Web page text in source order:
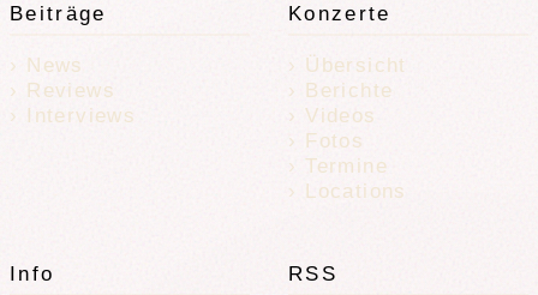
Beiträge
News
Reviews
Interviews
Konzerte
Übersicht
Berichte
Videos
Fotos
Termine
Locations
Info RSS